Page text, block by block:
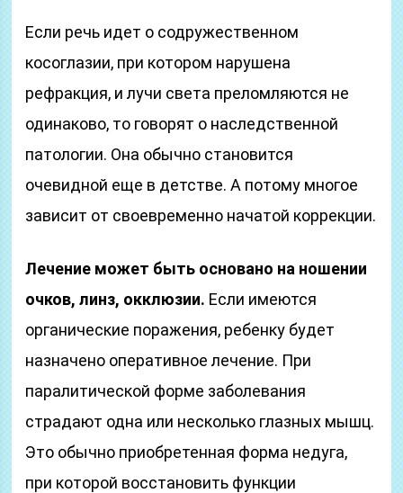
Если речь идет о содружественном
косоглазии, при котором нарушена
рефракция, и лучи света преломляются не
одинаково, то говорят о наследственной
патологии. Она обычно становится
очевидной еще в детстве. А потому многое
зависит от своевременно начатой коррекции.
Лечение может быть основано на ношении
очков, линз, окклюзии. Если имеются
органические поражения, ребенку будет
назначено оперативное лечение. При
паралитической форме заболевания
страдают одна или несколько глазных мышц.
Это обычно приобретенная форма недуга,
при которой восстановить функции